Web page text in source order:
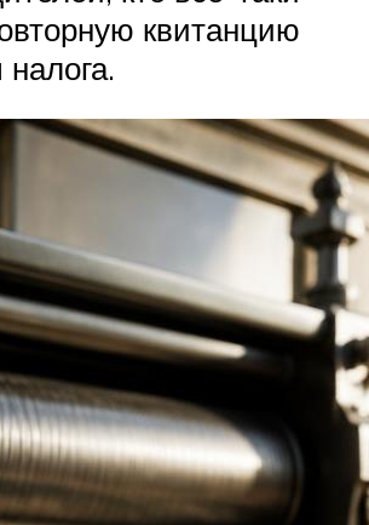
квитанцию